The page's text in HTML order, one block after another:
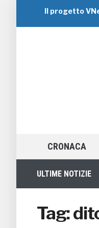
Il progetto
CRONACA
ULTIME NOTIZIE
Viaggi di
Tag: